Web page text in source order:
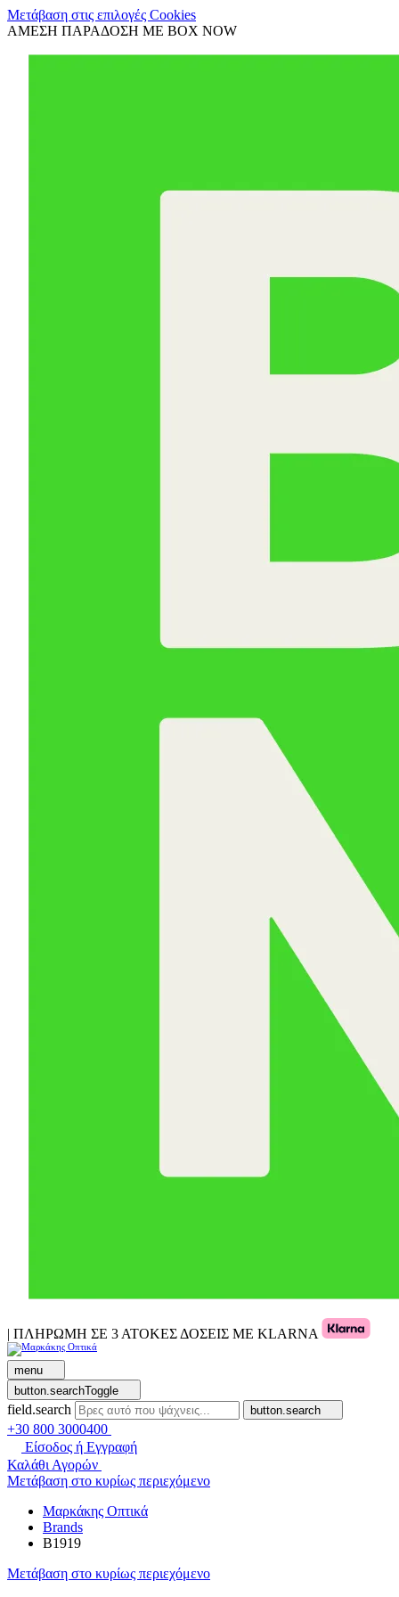
Μετάβαση στις επιλογές Cookies
ΑΜΕΣΗ ΠΑΡΑΔΟΣΗ ΜΕ BOX NOW
| ΠΛΗΡΩΜΗ ΣΕ 3 ΑΤΟΚΕΣ ΔΟΣΕΙΣ ΜΕ KLARNA
menu
button.searchToggle
field.search button.search
+30 800 3000400
Είσοδος ή Εγγραφή
Καλάθι Αγορών
Μετάβαση στο κυρίως περιεχόμενο
Μαρκάκης Οπτικά
Brands
B1919
Μετάβαση στο κυρίως περιεχόμενο